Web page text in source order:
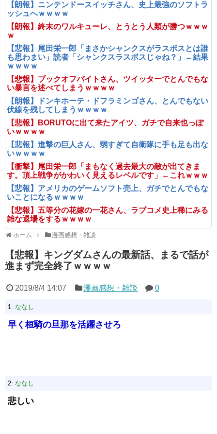
【朗報】ニンテンドースイッチさん、史上最強のソフトラ
ッシュへｗｗｗｗ
【朗報】終末のワルキューレ、とうとう人類が勝つｗｗｗ
ｗ
【悲報】尾田栄一郎「まさかシャンクスがラスボスとは誰
も思わまい」読者「シャンクスラスボスじゃね？」←結果
ｗｗｗｗ
【悲報】ブックオフバイトさん、ツイッターでとんでもな
い暴言を述べてしまうｗｗｗｗ
【朗報】ドンキホーテ・ドフラミンゴさん、とんでもない
伏線を残してしまうｗｗｗｗ
【悲報】BORUTOに出て来たアイツ、ガチで自来也っぽ
いｗｗｗｗ
【悲報】進撃の巨人さん、弱すぎて自衛隊に手も足も出な
いｗｗｗｗ
【衝撃】尾田栄一郎「まもなく過去最大の敵が出てきま
す。頂上戦争がかわいく見えるレベルです」←これｗｗｗ
【悲報】アメリカのゲームソフト売上、ガチでとんでもな
いことになるｗｗｗｗ
【悲報】五等分の花嫁の一花さん、ラブコメ史上稀にみる
雑な退場をするｗｗｗｗ
ホーム 漫画感想・雑談
【悲報】キングダムさんの最新話、まるで話が
進まず完全終了ｗｗｗｗ
2019/8/4 14:07 漫画感想・雑談 0
1: ななし
早く桓騎の旦那を活躍させろ
2: ななし
悲しい